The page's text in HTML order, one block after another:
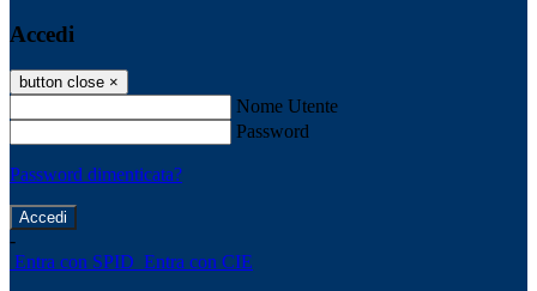
Accedi
button close ×
Nome Utente
Password
Password dimenticata?
-
Entra con SPID Entra con CIE